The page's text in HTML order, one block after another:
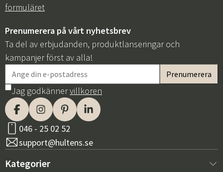
formuläret
Prenumerera på vårt nyhetsbrev
Ta del av erbjudanden, produktlanseringar och
kampanjer först av alla!
Jag godkännervillkoren
046 - 25 02 52
support@hultens.se
Kategorier